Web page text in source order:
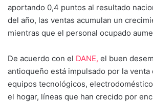
aportando 0,4 puntos al resultado
del año, las ventas acumulan un
mientras que el personal ocupado
De acuerdo con el DANE, el buen
antioqueño está impulsado por la venta
equipos tecnológicos,
el hogar, líneas que han crecido por